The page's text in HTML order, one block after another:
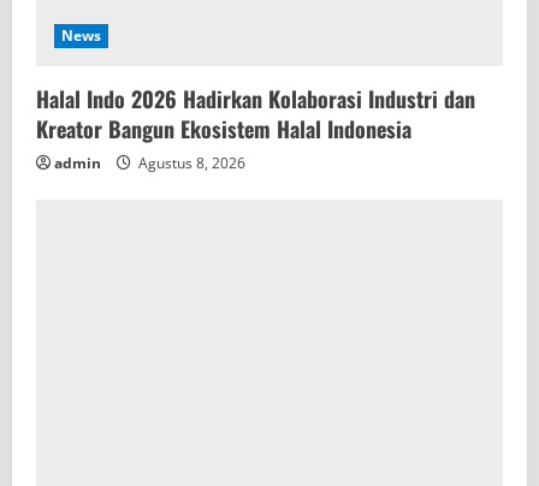
News
Halal Indo 2026 Hadirkan Kolaborasi Industri dan
Kreator Bangun Ekosistem Halal Indonesia
admin Agustus 8, 2026